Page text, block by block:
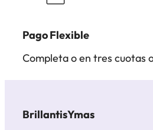
Pago Flexible
Completa o en tres cuotas
BrillantisYmas